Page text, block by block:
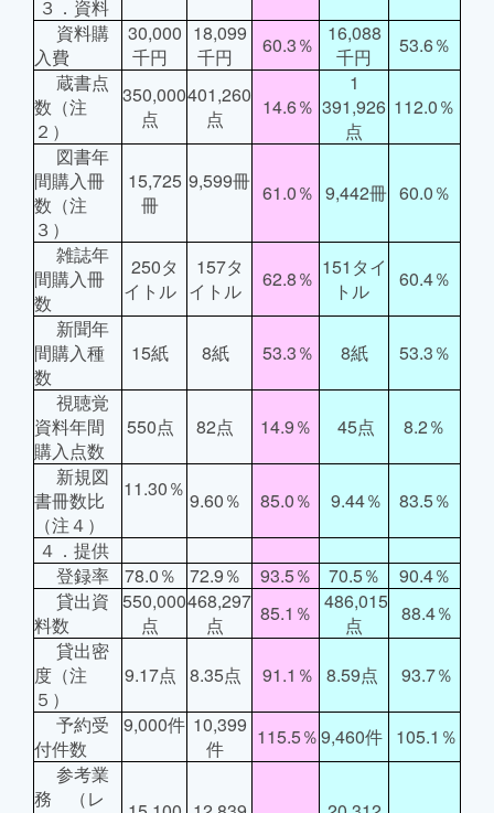
３．資料
資料購
入費
30,000
千円
18,099
千円
60.3％
16,088
千円
53.6％
蔵書点
数（注
２）
350,000
点
401,260
点
14.6％
1
391,926
点
112.0％
図書年
間購入冊
数（注
３）
15,725
冊
9,599冊 61.0％ 9,442冊 60.0％
雑誌年
間購入冊
数
250タ
イトル
157タ
イトル
62.8％ 151タイ
トル
60.4％
新聞年
間購入種
数
15紙 8紙 53.3％ 8紙
53.3％
視聴覚
資料年間
購入点数
550点 82点 14.9％ 45点
8.2％
新規図
書冊数比
（注４）
11.30％ 9.60％ 85.0％ 9.44％
83.5％
４．提供
登録率
78.0％ 72.9％ 93.5％ 70.5％
90.4％
貸出資
料数
550,000
点
468,297
点
85.1％ 486,015
点
88.4％
貸出密
度（注
５）
9.17点 8.35点 91.1％ 8.59点
93.7％
予約受
付件数
9,000件 10,399
件
115.5％9,460件 105.1％
参考業
務 （レ